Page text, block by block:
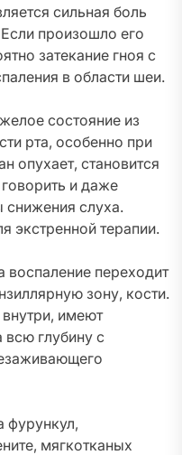
сильная боль
произошло его
затекание гноя с
в области шеи.
состояние из
рта, особенно при
опухает, становится
и даже
слуха.
экстренной терапии.
воспаление переходит
зону, кости.
имеют
всю глубину с
фурункул,
мягкотканых